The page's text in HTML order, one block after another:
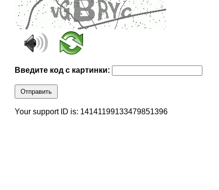
Введите код с картинки:
Отправить
Your support ID is: 14141199133479851396